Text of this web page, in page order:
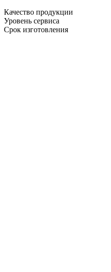
Качество продукции
Уровень сервиса
Срок изготовления